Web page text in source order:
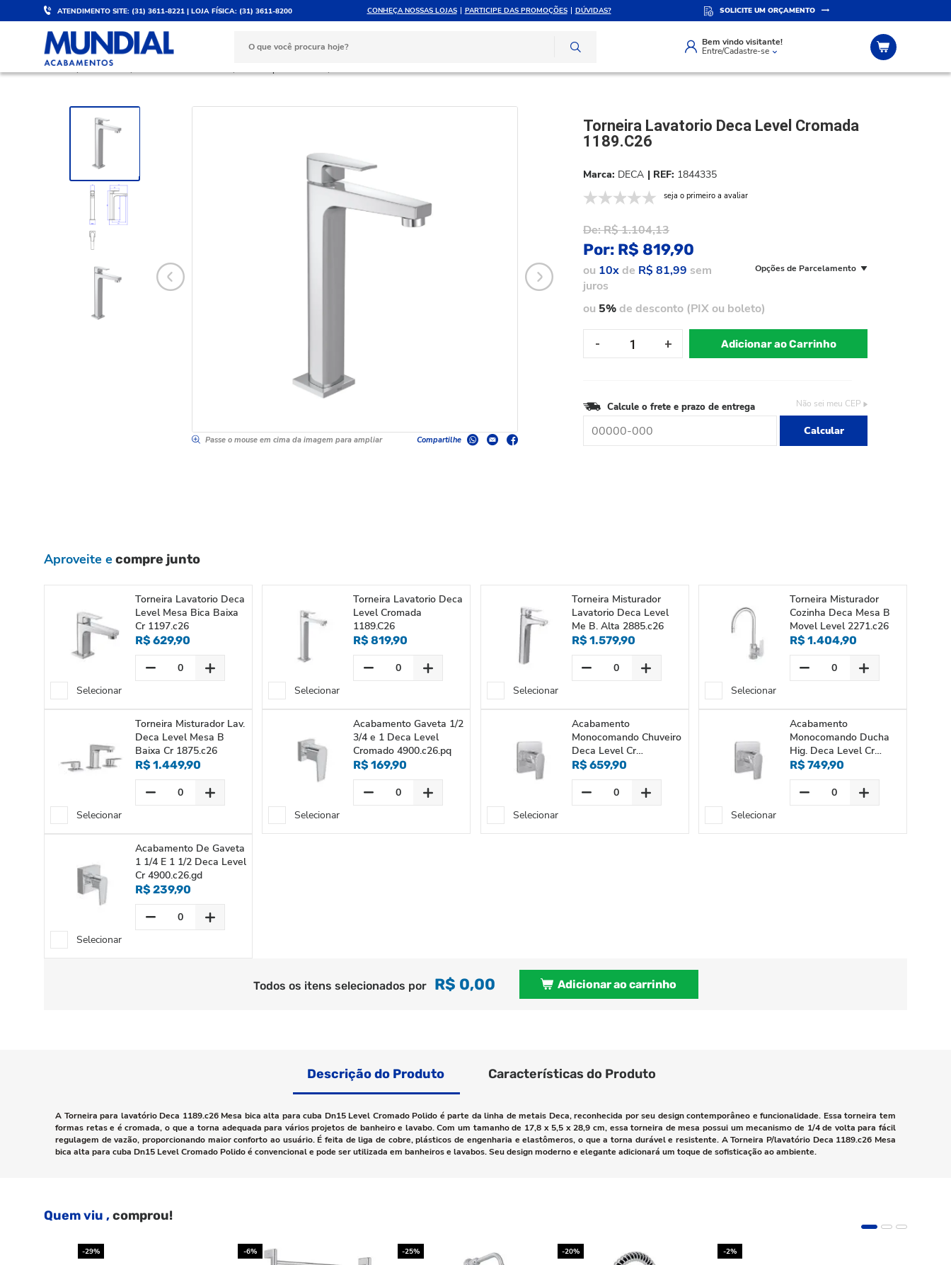
ATENDIMENTO SITE: (31) 3611-8221 | LOJA FÍSICA: (31) 3611-8200 CONHEÇA NOSSAS LOJAS PARTICIPE DAS PROMOÇÕES DÚVIDAS? SOLICITE UM ORÇAMENTO
Bem vindo visitante!
Entre/Cadastre-se
DESCONTO DE 5%
Válido para PIX e boleto
PARCELE ATÉ 10X SEM JUROS ATENDIMENTO PERSONALIZADO ATENDIMENTO PERSONALIZADO
BANHEIRO
Passe o mouse em cima da imagem para ampliar Compartilhe
Torneira Lavatorio Deca Level Cromada
1189.C26
DECA 1844335
seja o primeiro a avaliar
De:R$ 1.104,13
Por: R$ 819,90
ou 10xde R$ 81,99 sem
juros
Opções de Parcelamento
ou 5%de desconto (PIX ou boleto)
Adicionar ao Carrinho
Calcule o frete e prazo de entrega Não sei meu CEP
Calcular
Aproveite ecompre junto
Torneira Lavatorio Deca
Level Mesa Bica Baixa
Cr 1197.c26
R$ 629,90
Selecionar
Torneira Lavatorio Deca
Level Cromada
1189.C26
R$ 819,90
Selecionar
Torneira Misturador
Lavatorio Deca Level
Me B. Alta 2885.c26
R$ 1.579,90
Selecionar
Torneira Misturador
Cozinha Deca Mesa B
Movel Level 2271.c26
R$ 1.404,90
Selecionar
Torneira Misturador Lav.
Deca Level Mesa B
Baixa Cr 1875.c26
R$ 1.449,90
Selecionar
Acabamento Gaveta 1/2
3/4 e 1 Deca Level
Cromado 4900.c26.pq
R$ 169,90
Selecionar
Acabamento
Monocomando Chuveiro
Deca Level Cr
4993.c26.chu
R$ 659,90
Selecionar
Acabamento
Monocomando Ducha
Hig. Deca Level Cr
4993.c26.act
R$ 749,90
Selecionar
Acabamento De Gaveta
1 1/4 E 1 1/2 Deca Level
Cr 4900.c26.gd
R$ 239,90
Selecionar
Todos os itens selecionados por R$ 0,00 Adicionar ao carrinho
Descrição do Produto Características do Produto
A Torneira para lavatório Deca 1189.c26 Mesa bica alta para cuba Dn15 Level Cromado Polido é parte da linha de metais Deca, reconhecida por seu design contemporâneo e funcionalidade. Essa torneira tem
formas retas e é cromada, o que a torna adequada para vários projetos de banheiro e lavabo. Com um tamanho de 17,8 x 5,5 x 28,9 cm, essa torneira de mesa possui um mecanismo de 1/4 de volta para fácil
regulagem de vazão, proporcionando maior conforto ao usuário. É feita de liga de cobre, plásticos de engenharia e elastômeros, o que a torna durável e resistente. A Torneira P/lavatório Deca 1189.c26 Mesa
bica alta para cuba Dn15 Level Cromado Polido é convencional e pode ser utilizada em banheiros e lavabos. Seu design moderno e elegante adicionará um toque de sofisticação ao ambiente.
Quem viu ,comprou!
-29% -6% -25% -20% -2%